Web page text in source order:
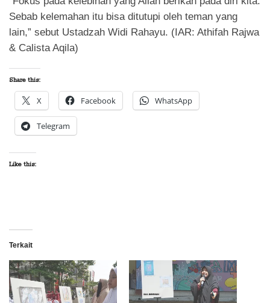
Sebab kelemahan itu bisa ditutupi oleh teman yang
lain,” sebut Ustadzah Widi Rahayu. (IAR: Athifah Rajwa
& Calista Aqila)
Share this:
X Facebook WhatsApp
Telegram
Like this:
Terkait